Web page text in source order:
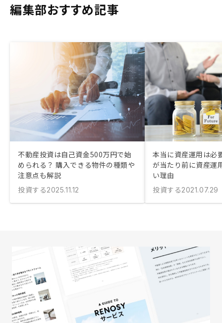
編集部おすすめ記事
不動産投資は自己資金500万円で始
められる？ 購入できる物件の種類や
注意点も解説
投資する2025.11.12
本当に資産運用は必
が当たり前に資産運
い理由
投資する2021.07.29